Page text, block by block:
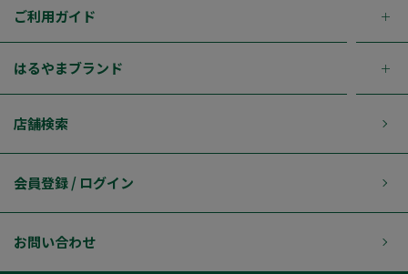
ご利用ガイド
はるやまブランド
店舗検索
会員登録 / ログイン
お問い合わせ